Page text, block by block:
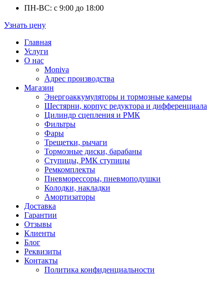
ПН-ВС: с 9:00 до 18:00
Узнать цену
Главная
Услуги
О нас
Moniva
Адрес производства
Магазин
Энергоаккумуляторы и тормозные камеры
Шестярни, корпус редуктора и дифференциала
Цилиндр сцепления и РМК
Фильтры
Фары
Трещетки, рычаги
Тормозные диски, барабаны
Ступицы, РМК ступицы
Ремкомплекты
Пневморессоры, пневмоподушки
Колодки, накладки
Амортизаторы
Доставка
Гарантии
Отзывы
Клиенты
Блог
Реквизиты
Контакты
Политика конфиденциальности